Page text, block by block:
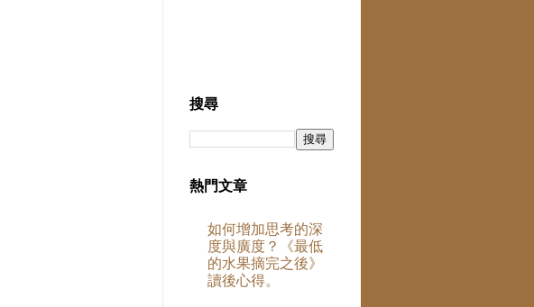
搜尋
熱門文章
如何增加思考的深
度與廣度？《最低
的水果摘完之後》
讀後心得。